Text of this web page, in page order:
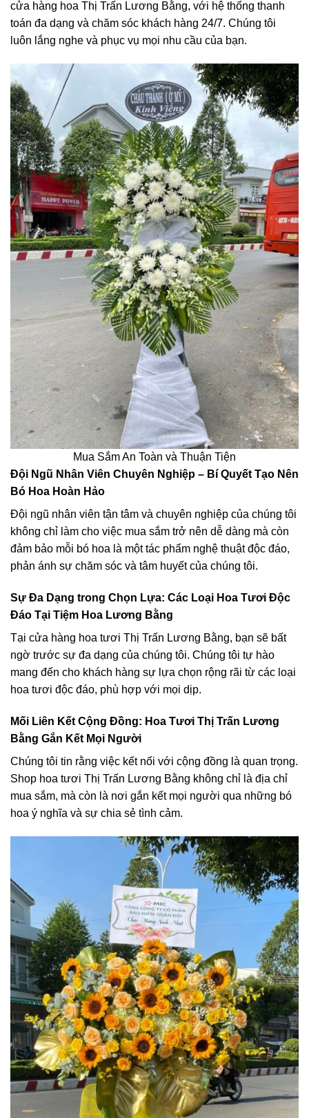
cửa hàng hoa Thị Trấn Lương Bằng, với hệ thống thanh
toán đa dạng và chăm sóc khách hàng 24/7. Chúng tôi
luôn lắng nghe và phục vụ mọi nhu cầu của bạn.
Mua Sắm An Toàn và Thuận Tiện
Đội Ngũ Nhân Viên Chuyên Nghiệp – Bí Quyết Tạo Nên
Bó Hoa Hoàn Hảo
Đội ngũ nhân viên tận tâm và chuyên nghiệp của chúng tôi
không chỉ làm cho việc mua sắm trở nên dễ dàng mà còn
đảm bảo mỗi bó hoa là một tác phẩm nghệ thuật độc đáo,
phản ánh sự chăm sóc và tâm huyết của chúng tôi.
Sự Đa Dạng trong Chọn Lựa: Các Loại Hoa Tươi Độc
Đáo Tại Tiệm Hoa Lương Bằng
Tại cửa hàng hoa tươi Thị Trấn Lương Bằng, bạn sẽ bất
ngờ trước sự đa dạng của chúng tôi. Chúng tôi tự hào
mang đến cho khách hàng sự lựa chọn rộng rãi từ các loại
hoa tươi độc đáo, phù hợp với mọi dịp.
Mối Liên Kết Cộng Đồng: Hoa Tươi Thị Trấn Lương
Bằng Gắn Kết Mọi Người
Chúng tôi tin rằng việc kết nối với cộng đồng là quan trọng.
Shop hoa tươi Thị Trấn Lương Bằng không chỉ là địa chỉ
mua sắm, mà còn là nơi gắn kết mọi người qua những bó
hoa ý nghĩa và sự chia sẻ tình cảm.